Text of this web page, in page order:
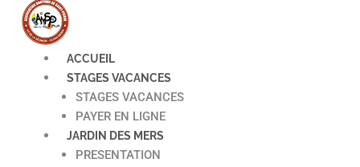
ACCUEIL
STAGES VACANCES
STAGES VACANCES
PAYER EN LIGNE
JARDIN DES MERS
PRESENTATION